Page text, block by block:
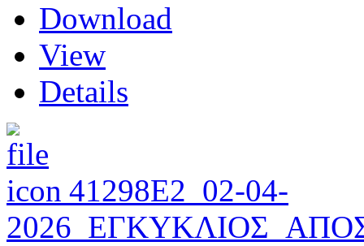
Download
View
Details
41298E2_02-04-